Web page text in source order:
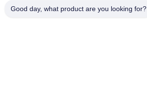
Good day, what product are you looking for?